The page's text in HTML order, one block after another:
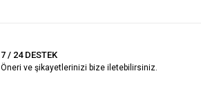
7 / 24 DESTEK
Öneri ve şikayetlerinizi bize iletebilirsiniz.